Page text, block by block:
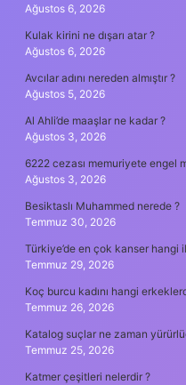
Ağustos 6, 2026
Kulak kirini ne dışarı atar ?
Ağustos 6, 2026
Avcılar adını nereden almıştır ?
Ağustos 5, 2026
Al Ahli’de maaşlar ne kadar ?
Ağustos 3, 2026
6222 cezası memuriyete engel
Ağustos 3, 2026
Besiktaslı Muhammed nerede ?
Temmuz 30, 2026
Türkiye’de en çok kanser hangi
Temmuz 29, 2026
Koç burcu kadını hangi
Temmuz 26, 2026
Katalog suçlar ne zaman
Temmuz 25, 2026
Katmer çeşitleri nelerdir ?